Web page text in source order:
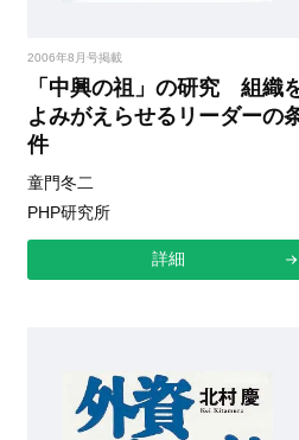
2006年8月号掲載
「中興の祖」の研究 組織
よみがえらせるリーダーの
件
童門冬二
PHP研究所
詳細